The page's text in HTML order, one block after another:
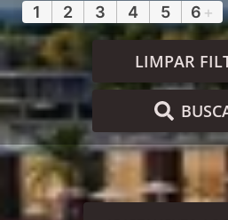
1 2 3 4 5 6 +
LIMPAR